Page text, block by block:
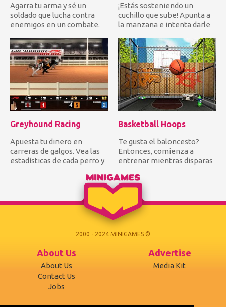
Agarra tu arma y sé un
soldado que lucha contra
enemigos en un combate.
¡Estás sosteniendo un
cuchillo que sube! Apunta a
la manzana e intenta darle
Greyhound Racing
Apuesta tu dinero en
carreras de galgos. Vea las
estadísticas de cada perro y
Basketball Hoops
Te gusta el baloncesto?
Entonces, comienza a
entrenar mientras disparas
2000 - 2024 MINIGAMES ©
About Us
About Us
Contact Us
Jobs
Advertise
Media Kit